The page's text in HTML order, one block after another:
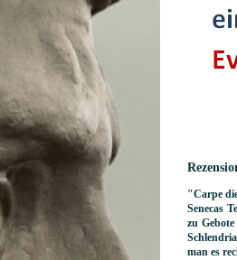
"Carpe
Senecas
zu
man es